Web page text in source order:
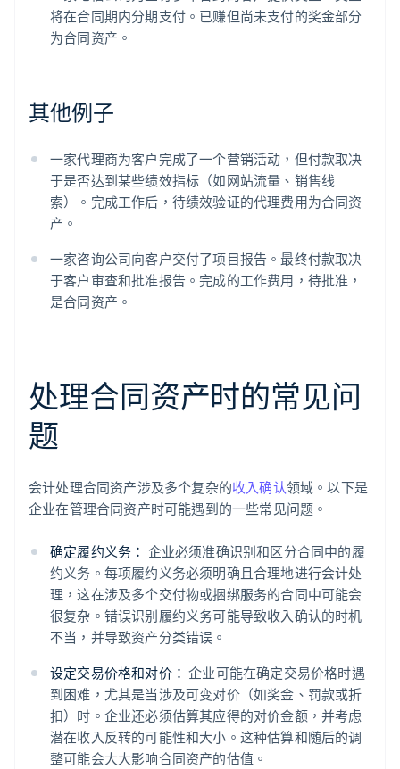
将在合同期内分期支付。已赚但尚未支付的奖金部分
为合同资产。
其他例子
一家代理商为客户完成了一个营销活动，但付款取决
于是否达到某些绩效指标（如网站流量、销售线
索）。完成工作后，待绩效验证的代理费用为合同资
产。
一家咨询公司向客户交付了项目报告。最终付款取决
于客户审查和批准报告。完成的工作费用，待批准，
是合同资产。
处理合同资产时的常见问
题
会计处理合同资产涉及多个复杂的收入确认领域。以下是
企业在管理合同资产时可能遇到的一些常见问题。
确定履约义务： 企业必须准确识别和区分合同中的履
约义务。每项履约义务必须明确且合理地进行会计处
理，这在涉及多个交付物或捆绑服务的合同中可能会
很复杂。错误识别履约义务可能导致收入确认的时机
不当，并导致资产分类错误。
设定交易价格和对价： 企业可能在确定交易价格时遇
到困难，尤其是当涉及可变对价（如奖金、罚款或折
扣）时。企业还必须估算其应得的对价金额，并考虑
潜在收入反转的可能性和大小。这种估算和随后的调
整可能会大大影响合同资产的估值。